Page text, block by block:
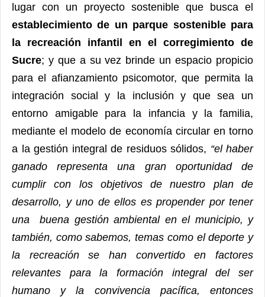
lugar con un proyecto sostenible que busca el
establecimiento de un parque sostenible para
la recreación infantil en el corregimiento de
Sucre; y que a su vez brinde un espacio propicio
para el afianzamiento psicomotor, que permita la
integración social y la inclusión y que sea un
entorno amigable para la infancia y la familia,
mediante el modelo de economía circular en torno
a la gestión integral de residuos sólidos, “el haber
ganado representa una gran oportunidad de
cumplir con los objetivos de nuestro plan de
desarrollo, y uno de ellos es propender por tener
una buena gestión ambiental en el municipio, y
también, como sabemos, temas como el deporte y
la recreación se han convertido en factores
relevantes para la formación integral del ser
humano y la convivencia pacífica, entonces